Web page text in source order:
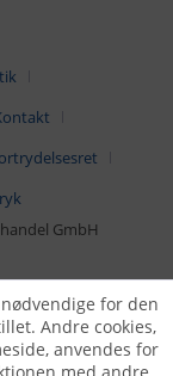
GmbH
for den
Andre cookies,
anvendes for